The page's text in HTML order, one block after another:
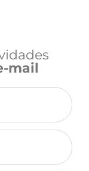
mail